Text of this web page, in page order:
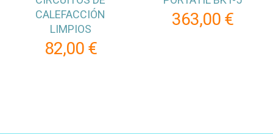
CALEFACCIÓN
LIMPIOS
82,00 €
363,00 €